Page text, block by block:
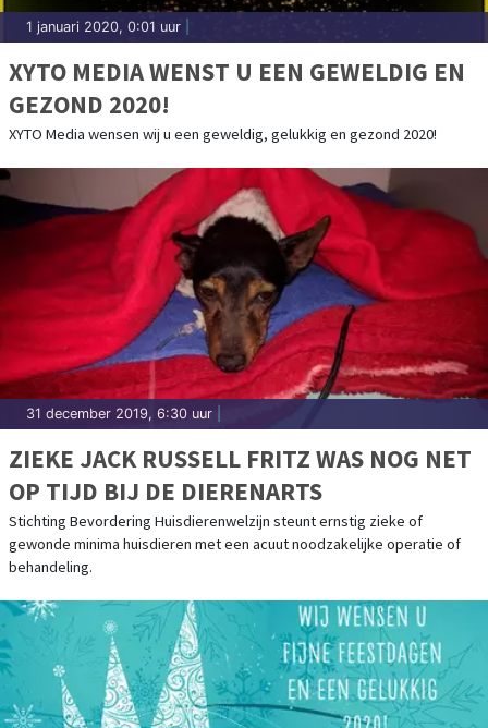
1 januari 2020, 0:01 uur
XYTO MEDIA WENST U EEN GEWELDIG EN
GEZOND 2020!
XYTO Media wensen wij u een geweldig, gelukkig en gezond 2020!
31 december 2019, 6:30 uur
ZIEKE JACK RUSSELL FRITZ WAS NOG NET
OP TIJD BIJ DE DIERENARTS
Stichting Bevordering Huisdierenwelzijn steunt ernstig zieke of
gewonde minima huisdieren met een acuut noodzakelijke operatie of
behandeling.